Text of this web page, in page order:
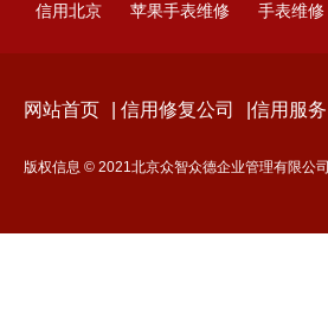
信用北京
苹果手表维修 手表维修
网站首页 信用修复公司 信用服务
版权信息 © 2021北京众智众德企业管理有限公司